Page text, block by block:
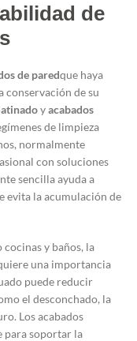
de
de paredque haya
conservación de su
yacabados
de limpieza
normalmente
con soluciones
sencilla ayuda a
evita la acumulación de
y baños, la
una importancia
puede reducir
el desconchado, la
Los acabados
para soportar la